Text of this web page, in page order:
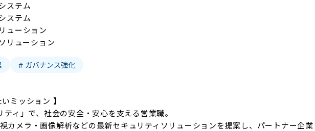
ステム
ステム
ューション
リューション
# ガバナンス強化
ミッション 】
ティ」で、社会の安全・安心を支える営業職。
カメラ・画像解析などの最新セキュリティソリューションを提案し、パートナー企業